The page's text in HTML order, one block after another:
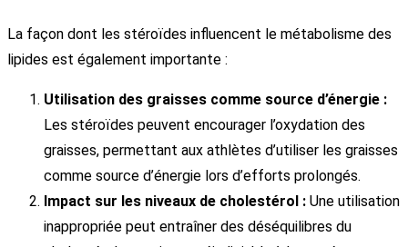
La façon dont les stéroïdes influencent le métabolisme des
lipides est également importante :
Utilisation des graisses comme source d’énergie :
Les stéroïdes peuvent encourager l’oxydation des
graisses, permettant aux athlètes d’utiliser les graisses
comme source d’énergie lors d’efforts prolongés.
Impact sur les niveaux de cholestérol : Une utilisation
inappropriée peut entraîner des déséquilibres du